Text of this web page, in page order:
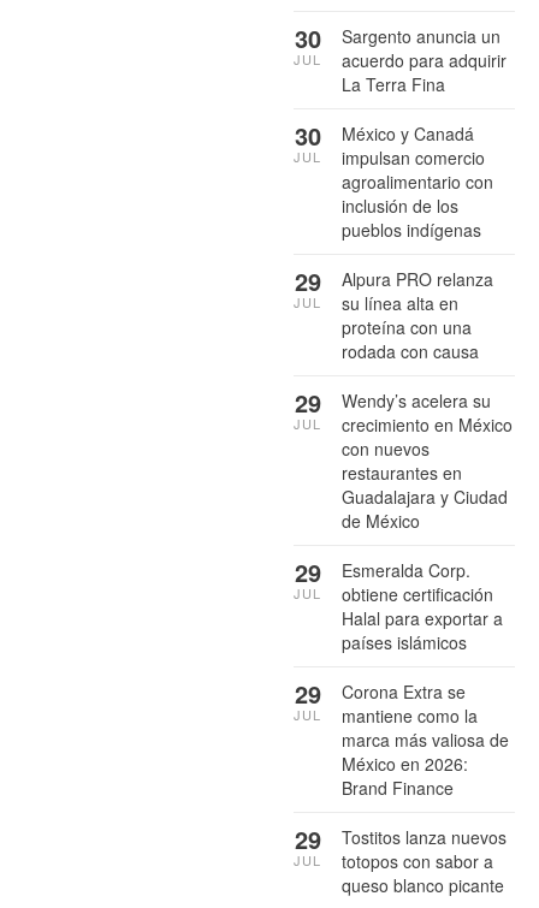
Sargento anuncia un
acuerdo para adquirir
La Terra Fina
30
JUL
México y Canadá
impulsan comercio
agroalimentario con
inclusión de los
pueblos indígenas
30
JUL
Alpura PRO relanza
su línea alta en
proteína con una
rodada con causa
29
JUL
Wendy’s acelera su
crecimiento en México
con nuevos
restaurantes en
Guadalajara y Ciudad
de México
29
JUL
Esmeralda Corp.
obtiene certificación
Halal para exportar a
países islámicos
29
JUL
Corona Extra se
mantiene como la
marca más valiosa de
México en 2026:
Brand Finance
29
JUL
Tostitos lanza nuevos
totopos con sabor a
queso blanco picante
29
JUL